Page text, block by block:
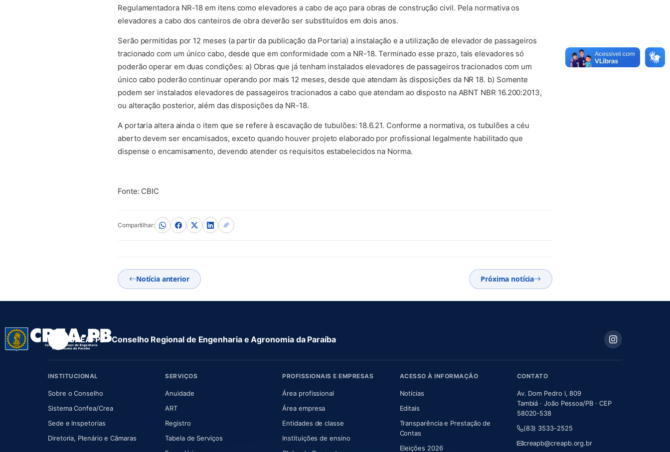
Regulamentadora NR-18 em itens como elevadores a cabo de aço para obras de construção civil. Pela normativa os
elevadores a cabo dos canteiros de obra deverão ser substituídos em dois anos.
Serão permitidas por 12 meses (a partir da publicação da Portaria) a instalação e a utilização de elevador de passageiros
tracionado com um único cabo, desde que em conformidade com a NR-18. Terminado esse prazo, tais elevadores só
poderão operar em duas condições: a) Obras que já tenham instalados elevadores de passageiros tracionados com um
único cabo poderão continuar operando por mais 12 meses, desde que atendam às disposições da NR 18. b) Somente
podem ser instalados elevadores de passageiros tracionados a cabo que atendam ao disposto na ABNT NBR 16.200:2013,
ou alteração posterior, além das disposições da NR-18.
A portaria altera ainda o item que se refere à escavação de tubulões: 18.6.21. Conforme a normativa, os tubulões a céu
aberto devem ser encamisados, exceto quando houver projeto elaborado por profissional legalmente habilitado que
dispense o encamisamento, devendo atender os requisitos estabelecidos na Norma.
Fonte: CBIC
Compartilhar:
Notícia anterior Próxima notícia
CREA-PB · Conselho Regional de Engenharia e Agronomia da Paraíba
INSTITUCIONAL
Sobre o Conselho(abre em nova aba)
Sistema Confea/Crea(abre em nova aba)
Sede e Inspetorias
Diretoria, Plenário e Câmaras(abre em nova aba)
SERVIÇOS
Anuidade(abre em nova aba)
ART(abre em nova aba)
Registro
Tabela de Serviços
PROFISSIONAIS E EMPRESAS
Área profissional
Área empresa
Entidades de classe
Instituições de ensino
ACESSO À INFORMAÇÃO
Notícias
Editais
Transparência e Prestação de
Contas
Eleições 2026
CONTATO
Av. Dom Pedro I, 809
Tambiá · João Pessoa/PB · CEP
58020-538
(83) 3533-2525
creapb@creapb.org.br